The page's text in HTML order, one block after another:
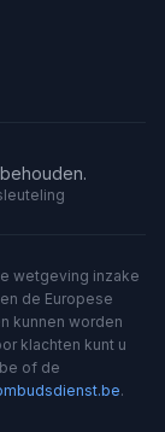
wetgeving inzake
de Europese
kunnen worden
klachten kunt u
of de
.